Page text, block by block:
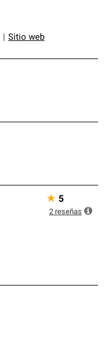
Sitio web
★ 5
2 reseñas